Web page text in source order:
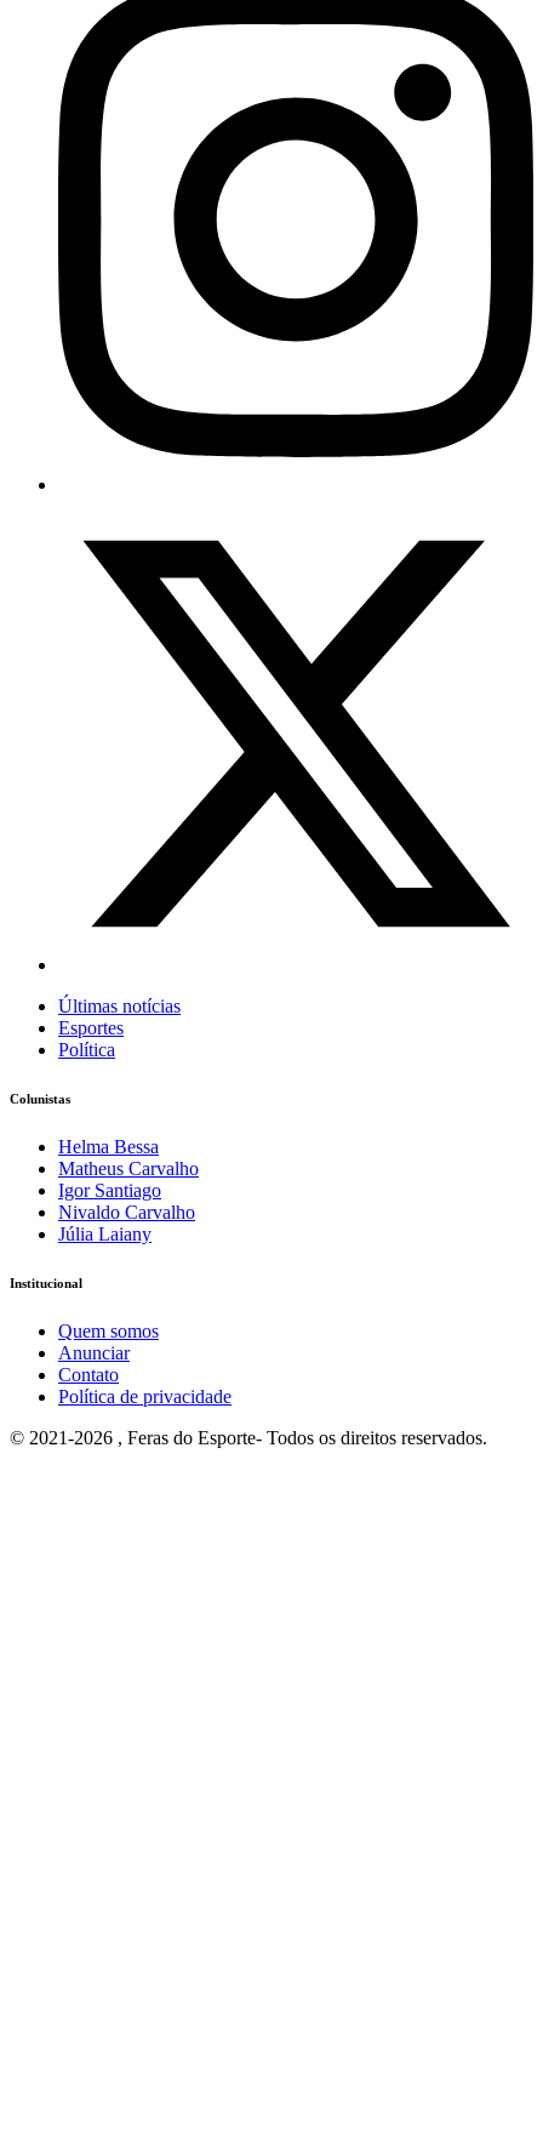
Últimas notícias
Esportes
Política
Colunistas
Helma Bessa
Matheus Carvalho
Igor Santiago
Nivaldo Carvalho
Júlia Laiany
Institucional
Quem somos
Anunciar
Contato
Política de privacidade
© 2021-2026 , Feras do Esporte- Todos os direitos reservados.